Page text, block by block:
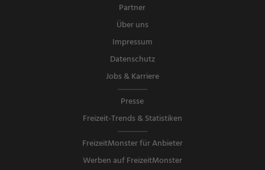
Partner
Über uns
Impressum
Datenschutz
Jobs & Karriere
Presse
Freizeit-Trends & Statistiken
FreizeitMonster für Anbieter
Werben auf FreizeitMonster